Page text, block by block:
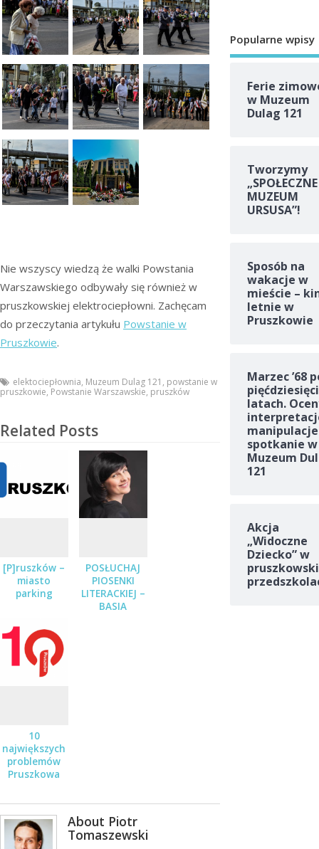
Nie wszyscy wiedzą że walki Powstania
Warszawskiego odbywały się również w
pruszkowskiej elektrociepłowni. Zachęcam
do przeczytania artykułu Powstanie w
Pruszkowie.
elektociepłownia, Muzeum Dulag 121 , powstanie w
pruszkowie, Powstanie Warszawskie, pruszków
Related Posts
[P]ruszków –
miasto
parking
POSŁUCHAJ
PIOSENKI
LITERACKIEJ –
BASIA
10
największych
problemów
Pruszkowa
About Piotr
Tomaszewski
Popularne wpisy
Ferie
w Muzeum
Dulag 121
Tworzymy
„SPOŁECZNE
MUZEUM
URSUSA”!
Sposób na
wakacje w
mieście –
letnie w
Pruszkowie
Marzec ’68
latach.
spotkanie w
Muzeum
121
Akcja
„Widoczne
Dziecko” w